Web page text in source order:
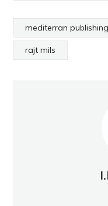
mediterran publishing
rajt mils